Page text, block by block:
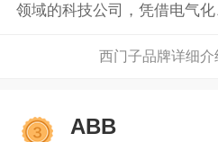
领域的科技公司，凭借电气
和软件等领域为客户提供解
西门子品牌详细
ABB